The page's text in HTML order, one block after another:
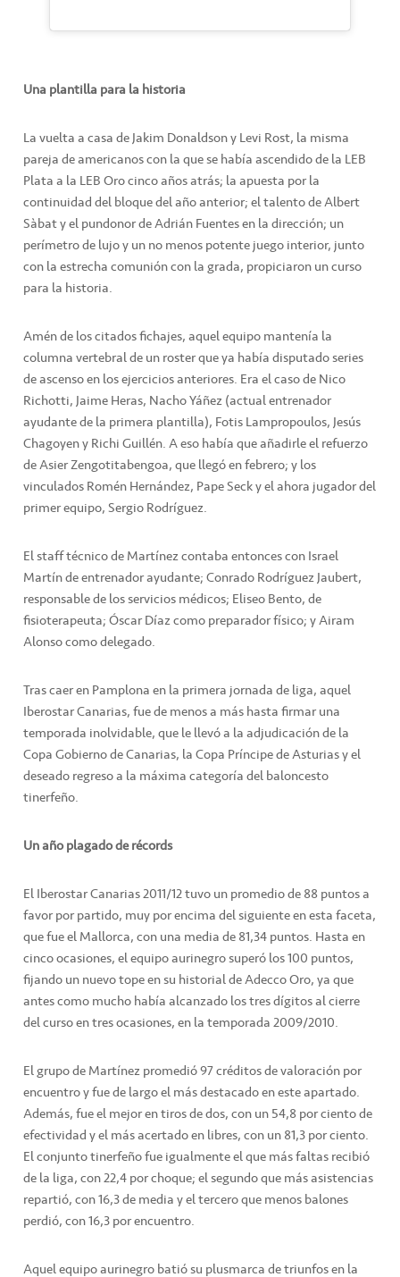
Una plantilla para la historia
La vuelta a casa de Jakim Donaldson y Levi Rost, la misma
pareja de americanos con la que se había ascendido de la LEB
Plata a la LEB Oro cinco años atrás; la apuesta por la
continuidad del bloque del año anterior; el talento de Albert
Sàbat y el pundonor de Adrián Fuentes en la dirección; un
perímetro de lujo y un no menos potente juego interior, junto
con la estrecha comunión con la grada, propiciaron un curso
para la historia.
Amén de los citados fichajes, aquel equipo mantenía la
columna vertebral de un roster que ya había disputado series
de ascenso en los ejercicios anteriores. Era el caso de Nico
Richotti, Jaime Heras, Nacho Yáñez (actual entrenador
ayudante de la primera plantilla), Fotis Lampropoulos, Jesús
Chagoyen y Richi Guillén. A eso había que añadirle el refuerzo
de Asier Zengotitabengoa, que llegó en febrero; y los
vinculados Romén Hernández, Pape Seck y el ahora jugador del
primer equipo, Sergio Rodríguez.
El staff técnico de Martínez contaba entonces con Israel
Martín de entrenador ayudante; Conrado Rodríguez Jaubert,
responsable de los servicios médicos; Eliseo Bento, de
fisioterapeuta; Óscar Díaz como preparador físico; y Airam
Alonso como delegado.
Tras caer en Pamplona en la primera jornada de liga, aquel
Iberostar Canarias, fue de menos a más hasta firmar una
temporada inolvidable, que le llevó a la adjudicación de la
Copa Gobierno de Canarias, la Copa Príncipe de Asturias y el
deseado regreso a la máxima categoría del baloncesto
tinerfeño.
Un año plagado de récords
El Iberostar Canarias 2011/12 tuvo un promedio de 88 puntos a
favor por partido, muy por encima del siguiente en esta faceta,
que fue el Mallorca, con una media de 81,34 puntos. Hasta en
cinco ocasiones, el equipo aurinegro superó los 100 puntos,
fijando un nuevo tope en su historial de Adecco Oro, ya que
antes como mucho había alcanzado los tres dígitos al cierre
del curso en tres ocasiones, en la temporada 2009/2010.
El grupo de Martínez promedió 97 créditos de valoración por
encuentro y fue de largo el más destacado en este apartado.
Además, fue el mejor en tiros de dos, con un 54,8 por ciento de
efectividad y el más acertado en libres, con un 81,3 por ciento.
El conjunto tinerfeño fue igualmente el que más faltas recibió
de la liga, con 22,4 por choque; el segundo que más asistencias
repartió, con 16,3 de media y el tercero que menos balones
perdió, con 16,3 por encuentro.
Aquel equipo aurinegro batió su plusmarca de triunfos en la